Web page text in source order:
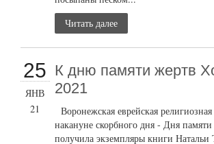
Читать далее
25
ЯНВ
21
К дню памяти жертв
2021
Воронежская еврейская
накануне скорбного дня - Дня
получила экземпляры книги